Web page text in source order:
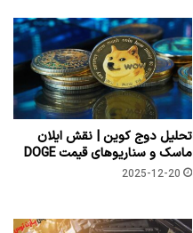
تحلیل دوج کوین | نقش ایلان
ماسک و سناریوهای قیمت DOGE
2025-12-20